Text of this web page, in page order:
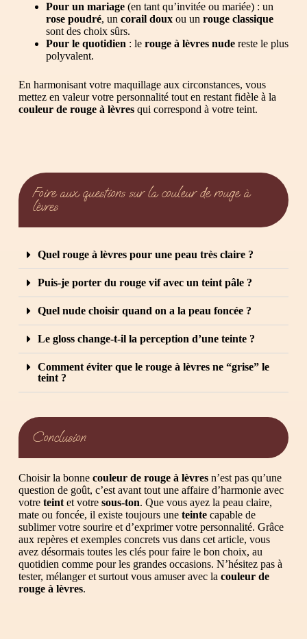
Pour un mariage(en tant qu’invitée ou mariée) : un
rose poudré, un corail douxou un rouge classique
sont des choix sûrs.
Pour le quotidien : le rouge à lèvres nudereste le plus
polyvalent.
En harmonisant votre maquillage aux circonstances, vous
mettez en valeur votre personnalité tout en restant fidèle à la
couleur de rouge à lèvresqui correspond à votre teint.
Foire aux questions sur la couleur de rouge à
lèvres
Quel rouge à lèvres pour une peau très claire ?
Puis-je porter du rouge vif avec un teint pâle ?
Quel nude choisir quand on a la peau foncée ?
Le gloss change-t-il la perception d’une teinte ?
Comment éviter que le rouge à lèvres ne “grise” le
teint ?
Conclusion
Choisir la bonne couleur de rouge à lèvresn’est pas qu’une
question de goût, c’est avant tout une affaire d’harmonie avec
votre teintet votre sous-ton. Que vous ayez la peau claire,
mate ou foncée, il existe toujours une teintecapable de
sublimer votre sourire et d’exprimer votre personnalité. Grâce
aux repères et exemples concrets vus dans cet article, vous
avez désormais toutes les clés pour faire le bon choix, au
quotidien comme pour les grandes occasions. N’hésitez pas à
tester, mélanger et surtout vous amuser avec la couleur de
rouge à lèvres.